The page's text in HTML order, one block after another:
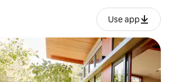
Use app